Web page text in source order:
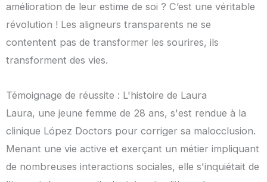
amélioration de leur estime de soi ? C’est une véritable
révolution ! Les aligneurs transparents ne se
contentent pas de transformer les sourires, ils
transforment des vies.
Témoignage de réussite : L'histoire de Laura
Laura, une jeune femme de 28 ans, s'est rendue à la
clinique López Doctors pour corriger sa malocclusion.
Menant une vie active et exerçant un métier impliquant
de nombreuses interactions sociales, elle s'inquiétait de